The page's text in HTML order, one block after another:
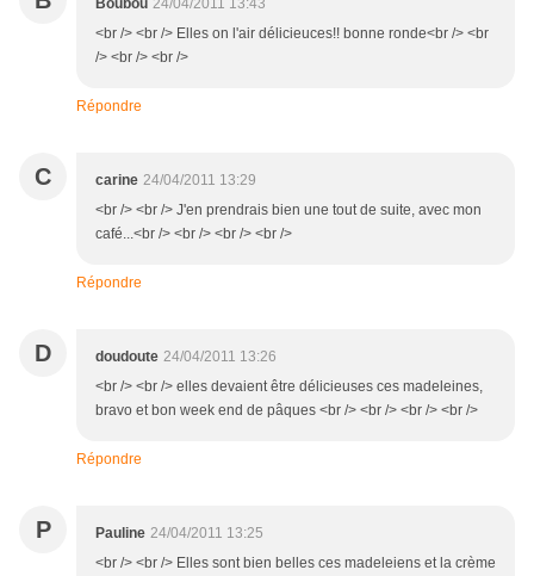
Boubou 24/04/2011 13:43
<br /> <br /> Elles on l'air délicieuces!! bonne ronde<br /> <br
/> <br /> <br />
Répondre
C carine 24/04/2011 13:29
<br /> <br /> J'en prendrais bien une tout de suite, avec mon
café...<br /> <br /> <br /> <br />
Répondre
D doudoute 24/04/2011 13:26
<br /> <br /> elles devaient être délicieuses ces madeleines,
bravo et bon week end de pâques <br /> <br /> <br /> <br />
Répondre
P Pauline 24/04/2011 13:25
<br /> <br /> Elles sont bien belles ces madeleiens et la crème